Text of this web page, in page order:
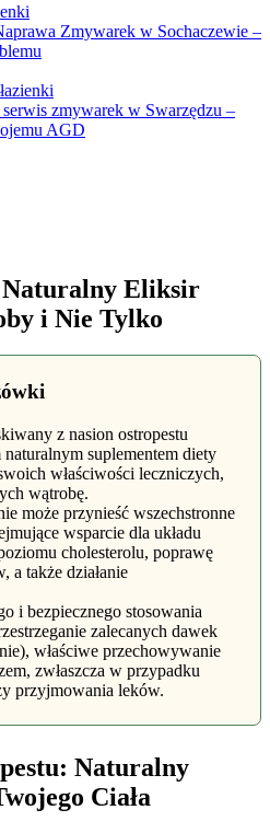
Zmywarek w Sochaczewie –
zmywarek w Swarzędzu –
AGD
Eliksir
i Nie Tylko
z nasion ostropestu
suplementem diety
właściwości leczniczych,
wątrobę.
może przynieść wszechstronne
wsparcie dla układu
cholesterolu, poprawę
a także działanie
i bezpiecznego stosowania
zalecanych dawek
właściwe przechowywanie
zwłaszcza w przypadku
przyjmowania leków.
Naturalny
Ciała